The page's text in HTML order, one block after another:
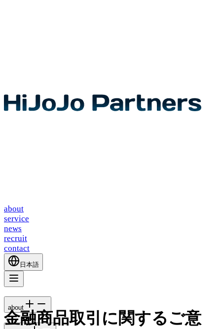
about
service
news
recruit
contact
日本語
about
金融商品取引に関するご意